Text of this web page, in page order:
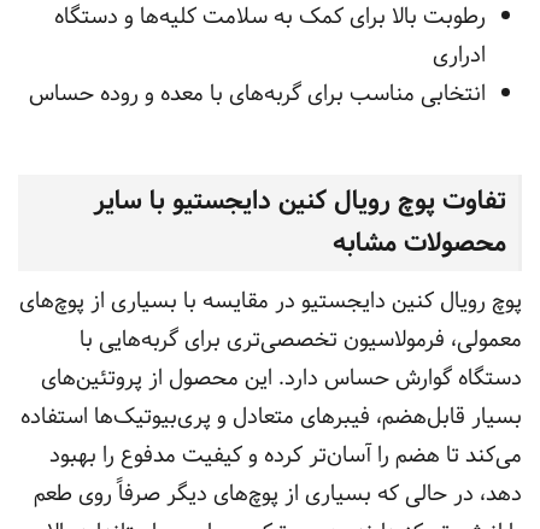
رطوبت بالا برای کمک به سلامت کلیه‌ها و دستگاه
ادراری
انتخابی مناسب برای گربه‌های با معده و روده حساس
تفاوت پوچ رویال کنین دایجستیو با سایر
محصولات مشابه
پوچ رویال کنین دایجستیو در مقایسه با بسیاری از پوچ‌های
معمولی، فرمولاسیون تخصصی‌تری برای گربه‌هایی با
دستگاه گوارش حساس دارد. این محصول از پروتئین‌های
بسیار قابل‌هضم، فیبرهای متعادل و پری‌بیوتیک‌ها استفاده
می‌کند تا هضم را آسان‌تر کرده و کیفیت مدفوع را بهبود
دهد، در حالی که بسیاری از پوچ‌های دیگر صرفاً روی طعم